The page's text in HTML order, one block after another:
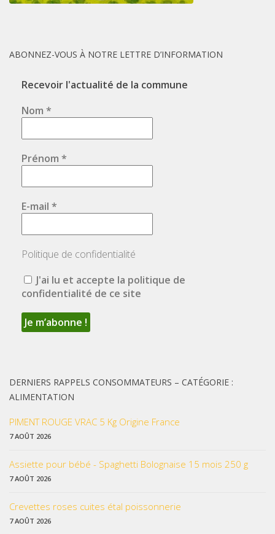
ABONNEZ-VOUS À NOTRE LETTRE D’INFORMATION
Recevoir l'actualité de la commune
Nom *
Prénom *
E-mail *
Politique de confidentialité
J'ai lu et accepte la politique de
confidentialité de ce site
DERNIERS RAPPELS CONSOMMATEURS – CATÉGORIE :
ALIMENTATION
PIMENT ROUGE VRAC 5 Kg Origine France
7 AOÛT 2026
Assiette pour bébé - Spaghetti Bolognaise 15 mois 250 g
7 AOÛT 2026
Crevettes roses cuites étal poissonnerie
7 AOÛT 2026